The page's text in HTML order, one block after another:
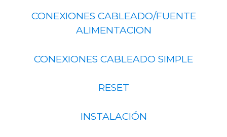
CONEXIONES CABLEADO/FUENTE
ALIMENTACION
CONEXIONES CABLEADO SIMPLE
RESET
INSTALACIÓN